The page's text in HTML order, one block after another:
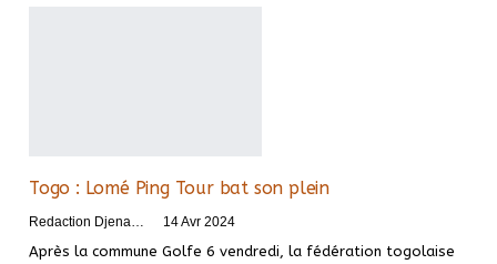
Togo : Lomé Ping Tour bat son plein
14 Avr 2024
Après la commune Golfe 6 vendredi, la fédération togolaise